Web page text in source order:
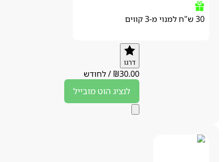
₪30.00
/לחודש
לנציגהוט מובייל